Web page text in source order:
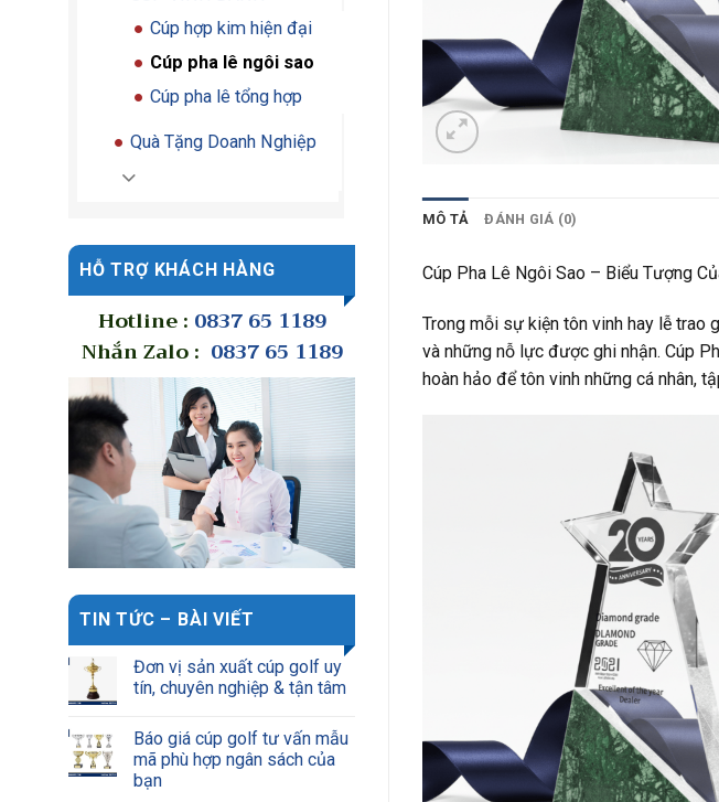
Cúp hợp kim hiện đại
Cúp pha lê ngôi sao
Cúp pha lê tổng hợp
Quà Tặng Doanh Nghiệp
HỖ TRỢ KHÁCH HÀNG
Hotline : 0837 65 1189
Nhắn Zalo : 0837 65 1189
TIN TỨC – BÀI VIẾT
Đơn vị sản xuất cúp golf uy
tín, chuyên nghiệp & tận tâm
Báo giá cúp golf tư vấn mẫu
mã phù hợp ngân sách của
bạn
MÔ TẢ ĐÁNH GIÁ (0)
Cúp Pha Lê Ngôi Sao – Biểu Tượng
Trong mỗi sự kiện tôn vinh hay lễ trao
và những nỗ lực được ghi nhận. Cúp
hoàn hảo để tôn vinh những cá nhân,